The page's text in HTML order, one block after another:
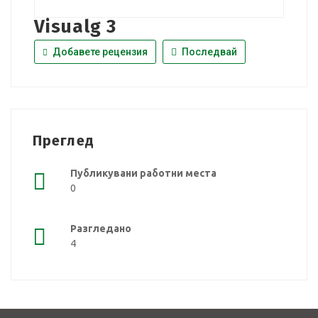
Visualg 3
Добавете рецензия Последвай
Преглед
Публикувани работни места
0
Разгледано
4